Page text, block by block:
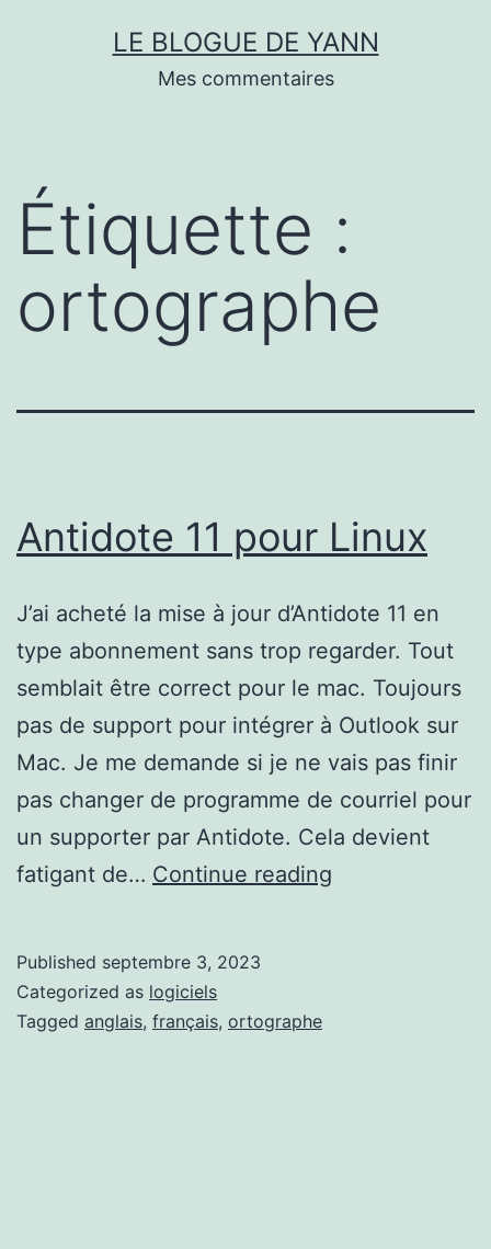
LE BLOGUE DE YANN
Mes commentaires
Étiquette :
ortographe
Antidote 11 pour Linux
J’ai acheté la mise à jour d’Antidote 11 en
type abonnement sans trop regarder. Tout
semblait être correct pour le mac. Toujours
pas de support pour intégrer à Outlook sur
Mac. Je me demande si je ne vais pas finir
pas changer de programme de courriel pour
un supporter par Antidote. Cela devient
fatigant de… Continue reading
Published septembre 3, 2023
Categorized as logiciels
Tagged anglais, français, ortographe